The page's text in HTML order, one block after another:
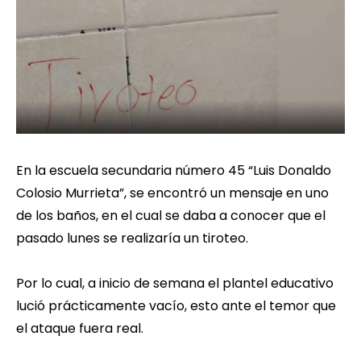
En la escuela secundaria número 45 “Luis Donaldo
Colosio Murrieta”, se encontró un mensaje en uno
de los baños, en el cual se daba a conocer que el
pasado lunes se realizaría un tiroteo.
Por lo cual, a inicio de semana el plantel educativo
lució prácticamente vacío, esto ante el temor que
el ataque fuera real.